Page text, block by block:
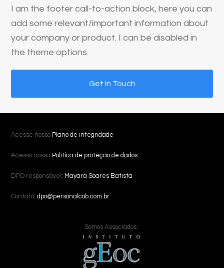
I am the footer call-to-action block, here you can
add some relevant/important information about
your company or product. I can be disabled in
the theme options.
Get In Touch
Acesse nosso Plano de integridade
Acesso nossa Política de proteção de dados
DPO responsável: Mayara Soares Batista
Contato:dpo@personalcob.com.br
Somos Associados: